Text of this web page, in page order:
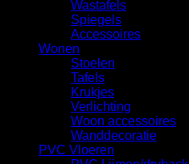
Wastafels
Spiegels
Accessoires
Wonen
Stoelen
Tafels
Krukjes
Verlichting
Woon accessoires
Wanddecoratie
PVC Vloeren